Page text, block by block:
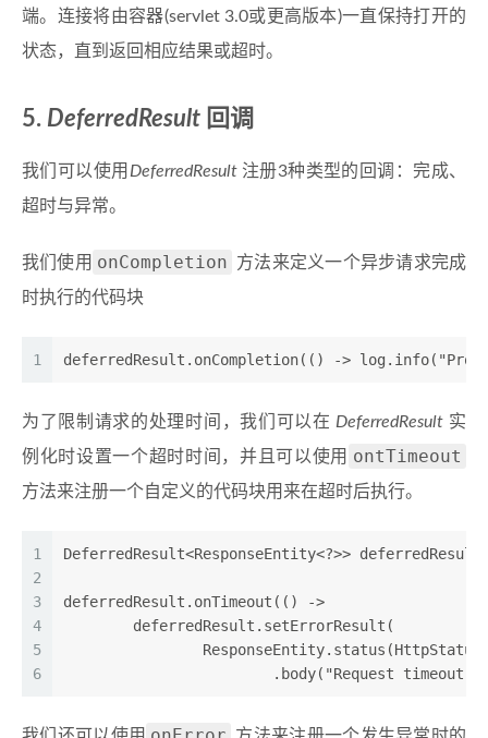
端。连接将由容器(servlet 3.0或更高版本)一直保持打开的
状态，直到返回相应结果或超时。
5. DeferredResult 回调
我们可以使用 DeferredResult注册3种类型的回调：完成、
超时与异常。
我们使用 onCompletion
方法来定义一个异步请求完成
时执行的代码块
1 deferredResult.onCompletion(() ->
为了限制请求的处理时间，我们可以在 DeferredResult 实
例化时设置一个超时时间，并且可以使用 ontTimeout
方法来注册一个自定义的代码块用来在超时后执行。
1
2
3
4
5
6
DeferredResult<ResponseEntity<?>>
deferredResult.onTimeout(() ->
        deferredResult.setErrorResult(
.body("Request timeout